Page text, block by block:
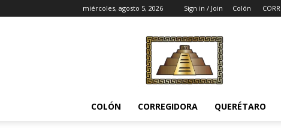
miércoles, agosto 5, 2026 Sign in / Join Colón
Noticias
del
Pueblito
COLÓN CORREGIDORA QUERÉTARO